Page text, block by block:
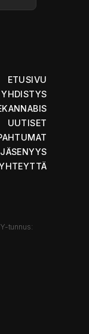
ETUSIVU
YHDISTYS
UUTISET
JÄSENYYS
tunnus: